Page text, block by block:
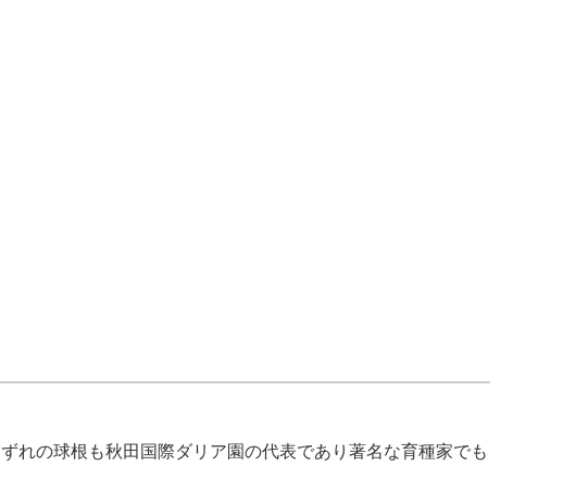
れの球根も秋田国際ダリア園の代表であり著名な育種家でも